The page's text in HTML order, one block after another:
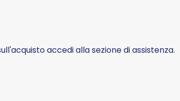
accedi alla sezione di assistenza.